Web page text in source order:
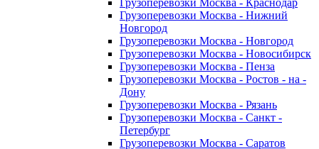
Грузоперевозки Москва - Краснодар
Грузоперевозки Москва - Нижний
Новгород
Грузоперевозки Москва - Новгород
Грузоперевозки Москва - Новосибирск
Грузоперевозки Москва - Пенза
Грузоперевозки Москва - Ростов - на -
Дону
Грузоперевозки Москва - Рязань
Грузоперевозки Москва - Санкт -
Петербург
Грузоперевозки Москва - Саратов